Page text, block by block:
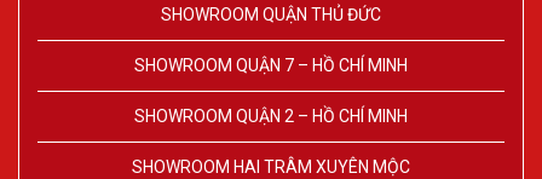
SHOWROOM QUẬN THỦ ĐỨC
SHOWROOM QUẬN 7 – HỒ CHÍ MINH
SHOWROOM QUẬN 2 – HỒ CHÍ MINH
SHOWROOM HAI TRÂM XUYÊN MỘC